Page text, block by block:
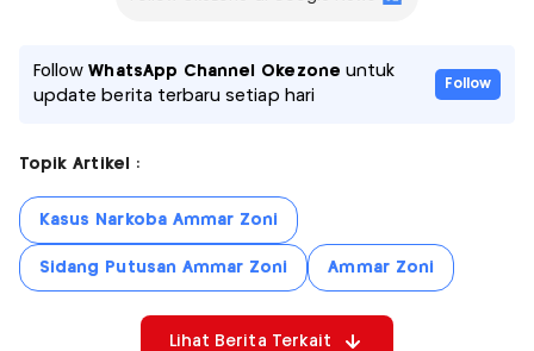
FollowWhatsApp Channel Okezone untuk
update berita terbaru setiap hari
Follow
Topik Artikel :
Kasus Narkoba Ammar Zoni
Sidang Putusan Ammar Zoni Ammar Zoni
Lihat Berita Terkait